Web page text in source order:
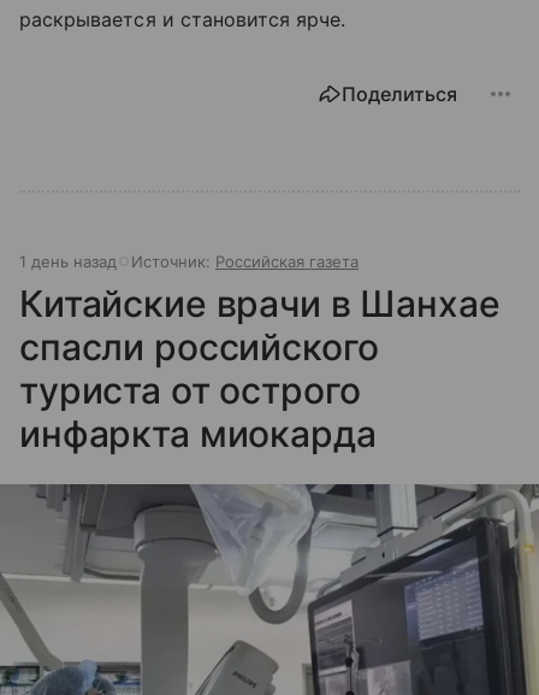
раскрывается и становится ярче.
Поделиться
1 день назад Источник: Российская газета
Китайские врачи в Шанхае
спасли российского
туриста от острого
инфаркта миокарда